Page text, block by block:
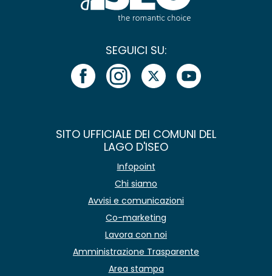
SEGUICI SU:
SITO UFFICIALE DEI COMUNI DEL
LAGO D'ISEO
Infopoint
Chi siamo
Avvisi e comunicazioni
Co-marketing
Lavora con noi
Amministrazione Trasparente
Area stampa